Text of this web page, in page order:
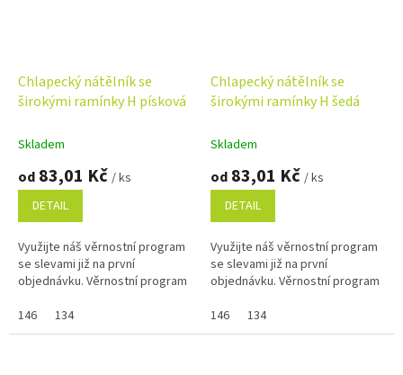
Chlapecký nátělník se
širokými ramínky H písková
Skladem
od 83,01 Kč / ks
DETAIL
Využijte náš věrnostní program
se slevami již na první
objednávku. Věrnostní program
146
134
Chlapecký nátělník se
širokými ramínky H šedá
Skladem
od 83,01 Kč / ks
DETAIL
Využijte náš věrnostní program
se slevami již na první
objednávku. Věrnostní program
146
134